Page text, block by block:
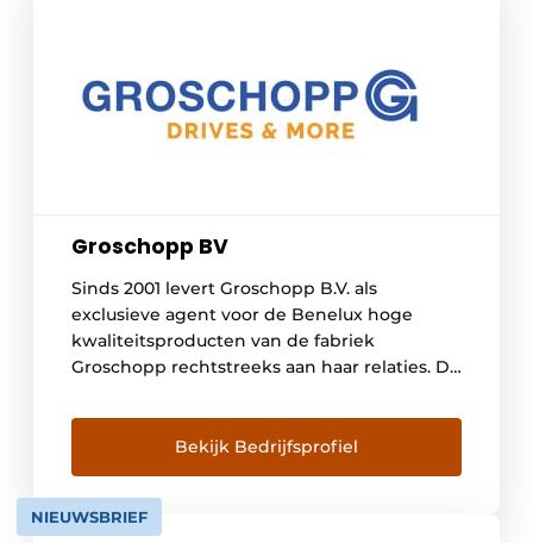
Groschopp BV
Sinds 2001 levert Groschopp B.V. als
exclusieve agent voor de Benelux hoge
kwaliteitsproducten van de fabriek
Groschopp rechtstreeks aan haar relaties. De
sinds 1922. Groschopp AG is een begrip in de
markt en een betrouwbare en degelijke
Duitse fabrikant waarmee wij zeer korte
lijnen onderhouden. Voor onze relaties […]
Bekijk Bedrijfsprofiel
NIEUWSBRIEF